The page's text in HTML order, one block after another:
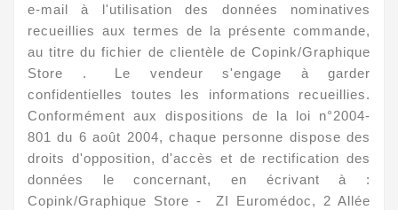
e-mail à l'utilisation des données nominatives
recueillies aux termes de la présente commande,
au titre du fichier de clientèle de Copink/Graphique
Store . Le vendeur s'engage à garder
confidentielles toutes les informations recueillies.
Conformément aux dispositions de la loi n°2004-
801 du 6 août 2004, chaque personne dispose des
droits d'opposition, d'accès et de rectification des
données le concernant, en écrivant à :
Copink/Graphique Store - ZI Euromédoc, 2 Allée